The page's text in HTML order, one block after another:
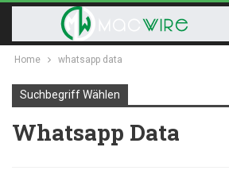
Home whatsapp data
Suchbegriff Wählen
Whatsapp Data